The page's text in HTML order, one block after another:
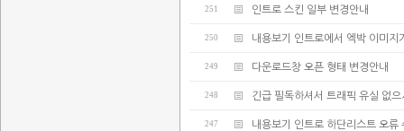
251 인트로 스킨 일부 변경안내
250 내용보기 인트로에서 엑박 이미지
249 다운로드창 오픈 형태 변경안내
248 긴급 필독하셔서 트래픽 유실 없
247 내용보기 인트로 하단리스트 오류